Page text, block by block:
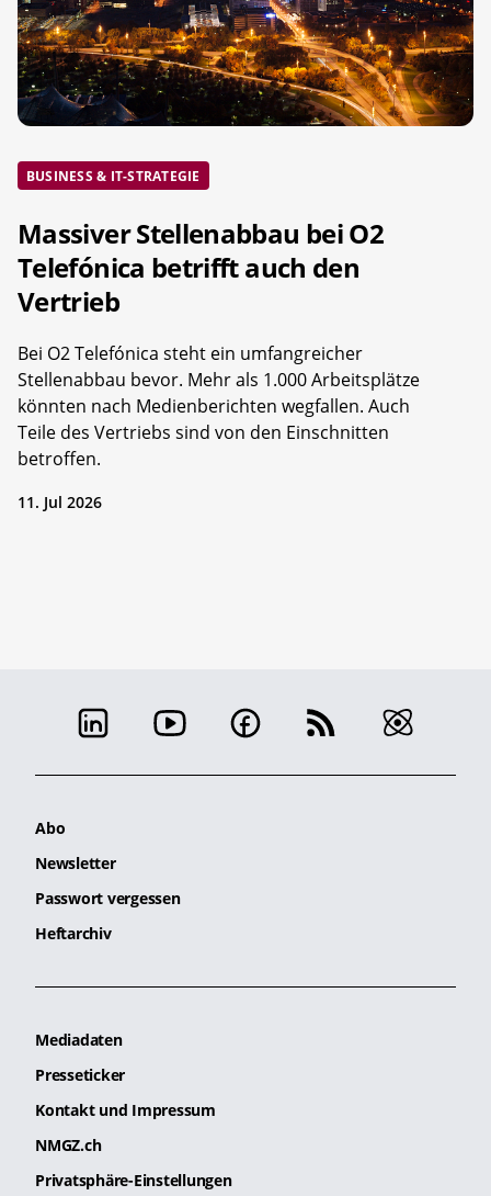
BUSINESS & IT-STRATEGIE
Massiver Stellenabbau bei O2
Telefónica betrifft auch den
Vertrieb
Bei O2 Telefónica steht ein umfangreicher
Stellenabbau bevor. Mehr als 1.000 Arbeitsplätze
könnten nach Medienberichten wegfallen. Auch
Teile des Vertriebs sind von den Einschnitten
betroffen.
11. Jul 2026
Abo
Newsletter
Passwort vergessen
Heftarchiv
Mediadaten
Presseticker
Kontakt und Impressum
NMGZ.ch
Privatsphäre-Einstellungen